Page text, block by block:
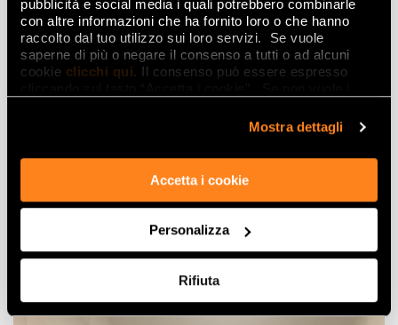
pubblicità e social media i quali potrebbero combinarle
con altre informazioni che ha fornito loro o che hanno
raccolto dal tuo utilizzo sui loro servizi. Se vuole
saperne di più o negare il consenso a tutti o ad alcuni
cookie clicchi qui. Il consenso può essere espresso
Mostra dettagli
Accetta i cookie
Personalizza
Rifiuta